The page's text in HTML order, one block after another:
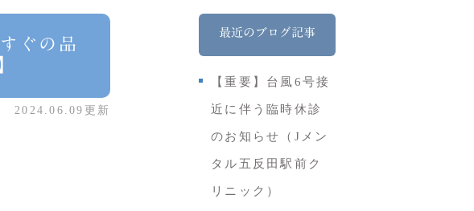
ぐの品
2024.06.09更新
最近のブログ記事
【重要】台風6号接
近に伴う臨時休診
のお知らせ（Jメン
タル五反田駅前ク
リニック）